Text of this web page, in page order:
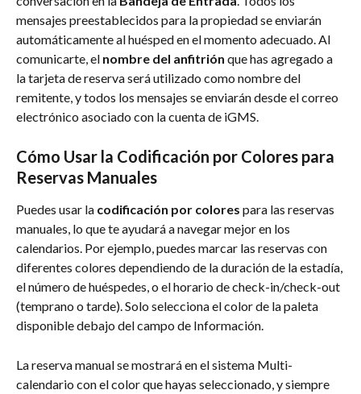
mensajes preestablecidos para la propiedad se enviarán
automáticamente al huésped en el momento adecuado. Al
comunicarte, el nombre del anfitrión que has agregado a
la tarjeta de reserva será utilizado como nombre del
remitente, y todos los mensajes se enviarán desde el correo
electrónico asociado con la cuenta de iGMS.
Cómo Usar la Codificación por Colores para
Reservas Manuales
Puedes usar la codificación por colores para las reservas
manuales, lo que te ayudará a navegar mejor en los
calendarios. Por ejemplo, puedes marcar las reservas con
diferentes colores dependiendo de la duración de la estadía,
el número de huéspedes, o el horario de check-in/check-out
(temprano o tarde). Solo selecciona el color de la paleta
disponible debajo del campo de Información.
La reserva manual se mostrará en el sistema Multi-
calendario con el color que hayas seleccionado, y siempre